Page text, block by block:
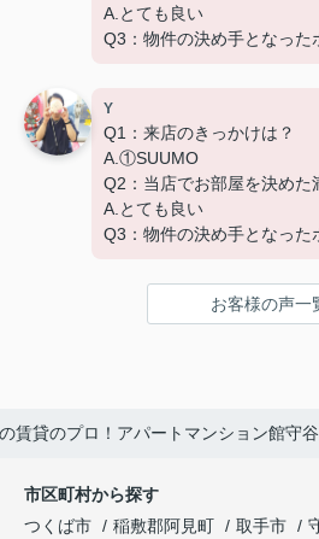
A.とても良い
Q3：物件の決め手となった
Y
Q1：来店のきっかけは？
A.①SUUMO
Q2：当店でお部屋を決めた
A.とても良い
Q3：物件の決め手となった
お客様の声一
賃貸のプロ！アパートマンション館守
市区町村から探す
つくば市
稲敷郡阿見町 取手市